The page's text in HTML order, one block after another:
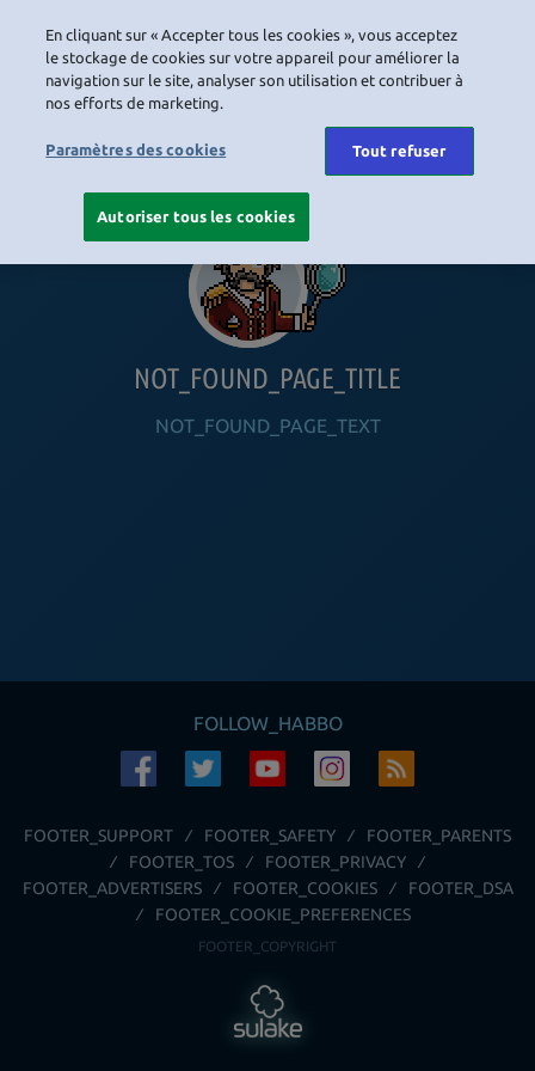
NOT_FOUND_PAGE_TITLE
NOT_FOUND_PAGE_TEXT
FOLLOW_HABBO
FOOTER_SUPPORT FOOTER_SAFETY
FOOTER_PARENTS
FOOTER_TOS
FOOTER_PRIVACY
FOOTER_ADVERTISERS
FOOTER_COOKIES
FOOTER_DSA
FOOTER_COOKIE_PREFERENCES
FOOTER_COPYRIGHT
En cliquant sur « Accepter tous les cookies », vous acceptez
le stockage de cookies sur votre appareil pour améliorer la
navigation sur le site, analyser son utilisation et contribuer à
nos efforts de marketing.
Paramètres des cookies Tout refuser
Autoriser tous les cookies